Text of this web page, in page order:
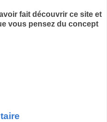
fait découvrir ce site et
vous pensez du concept